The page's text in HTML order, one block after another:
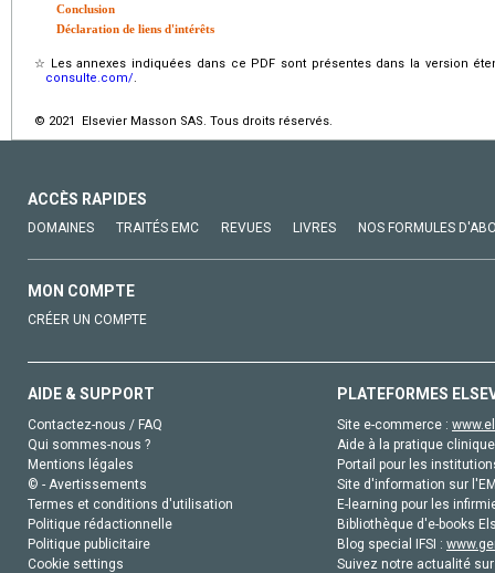
Conclusion
Déclaration de liens d'intérêts
☆ Les annexes indiquées dans ce PDF sont présentes dans la version
consulte.com/.
© 2021 Elsevier Masson SAS. Tous droits réservés.
ACCÈS RAPIDES
DOMAINES TRAITÉS EMC REVUES LIVRES NOS FORMULES
MON COMPTE
CRÉER UN COMPTE
AIDE & SUPPORT
Contactez-nous / FAQ
Qui sommes-nous ?
Mentions légales
© - Avertissements
Termes et conditions d'utilisation
Politique rédactionnelle
Politique publicitaire
Cookie settings
PLATEFORMES
Site e-commerce :
Aide à la pratique
Portail pour les
Site d'information sur
E-learning pour les
Bibliothèque d'e-books
Blog special IFSI :
Suivez notre actualité